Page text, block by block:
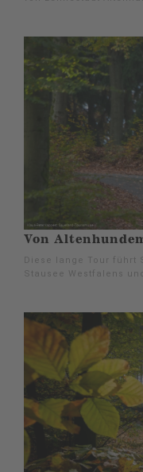
Von
Diese lange Tour führt
Stausee Westfalens